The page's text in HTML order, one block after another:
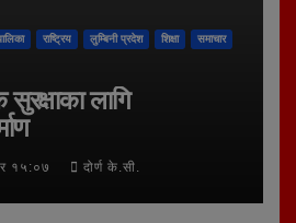
राष्ट्रिय लुम्बिनी प्रदेश शिक्षा समाचार
लागि
१५:०७ दोर्ण के.सी.